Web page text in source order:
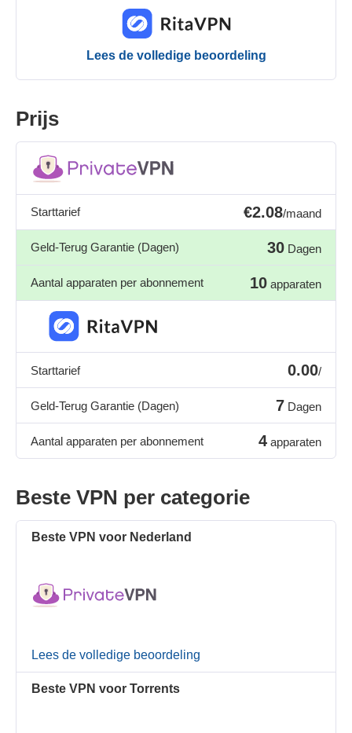
Lees de volledige beoordeling
Prijs
Starttarief €2.08/maand
Geld-Terug Garantie (Dagen) 30 Dagen
Aantal apparaten per abonnement 10 apparaten
Starttarief 0.00/
Geld-Terug Garantie (Dagen) 7 Dagen
Aantal apparaten per abonnement 4 apparaten
Beste VPN per categorie
Beste VPN voor Nederland
Lees de volledige beoordeling
Beste VPN voor Torrents